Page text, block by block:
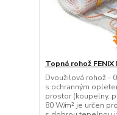
Topná rohož
Dvoužilová rohož -
s ochranným
prostor (koupelny,
80 W/m² je určen